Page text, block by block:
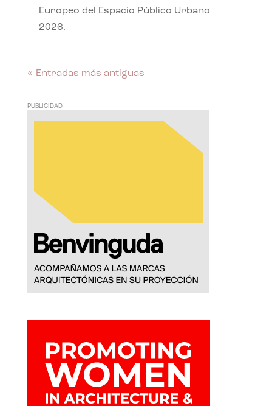
Europeo del Espacio Público Urbano
2026.
« Entradas más antiguas
PUBLICIDAD